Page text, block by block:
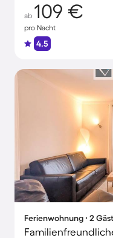
ab 109 €
pro Nacht
4.5
Ferienwohnung ∙ 2